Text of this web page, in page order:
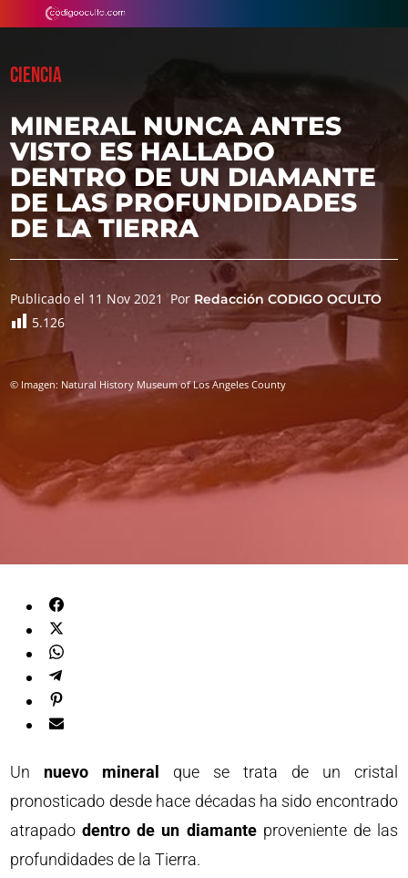
CIENCIA
MINERAL NUNCA ANTES
VISTO ES HALLADO
DENTRO DE UN DIAMANTE
DE LAS PROFUNDIDADES
DE LA TIERRA
Publicado el 11 Nov 2021 Por Redacción CODIGO OCULTO
5.126
© Imagen: Natural History Museum of Los Angeles County
Un nuevo mineral
que se trata de un cristal
pronosticado desde hace décadas ha sido encontrado
atrapadodentro de un diamanteproveniente de las
profundidades de la Tierra.